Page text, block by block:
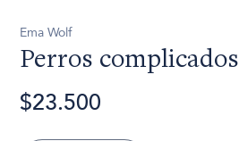
Ema Wolf
Perros complicados
$23.500